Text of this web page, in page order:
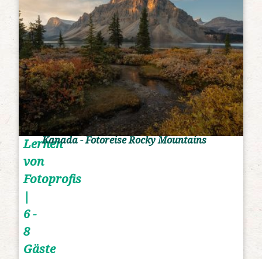
Lernen
von
Fotoprofis
|
6 -
8
Gäste
Kanada - Fotoreise Rocky Mountains